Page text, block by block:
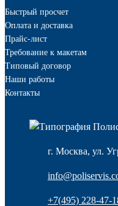
г. Москва, ул.
+7(495) 228-47-
Быстрый просчет
Оплата и доставка
Прайс-лист
Требование к макетам
Типовый договор
Наши работы
Контакты